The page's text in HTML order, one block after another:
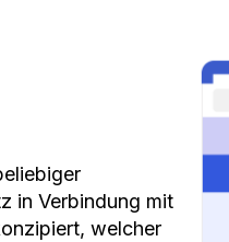
in Verbindung mit
welcher